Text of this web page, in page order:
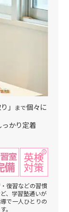
」 まで個々に
っかり定着
復習などの習慣
、学習塾通いが
で一人ひとりの
。